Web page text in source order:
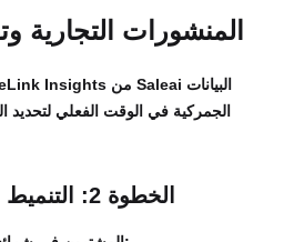
المنشورات التجارية
الجمركية في الوقت الفعلي
الخطوة 2: التنميط والتجزئة للمشتري